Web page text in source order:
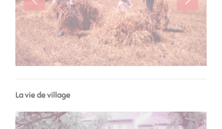
​​​​​​​La vie de village